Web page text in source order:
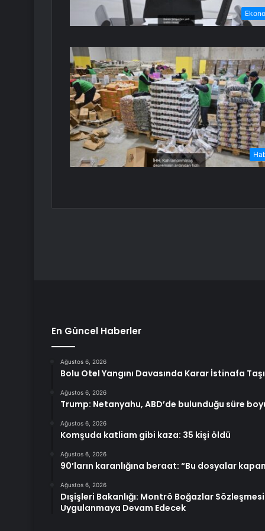
En Güncel Haberler
Ağustos 6, 2026
Bolu Otel Yangını Davasında Karar İstinafa
Ağustos 6, 2026
Trump: Netanyahu, ABD’de bulunduğu süre
Ağustos 6, 2026
Komşuda katliam gibi kaza: 35 kişi öldü
Ağustos 6, 2026
90’ların karanlığına beraat: “Bu dosyalar
Ağustos 6, 2026
Dışişleri Bakanlığı: Montrö Boğazlar Sözleşmesi
Uygulanmaya Devam Edecek